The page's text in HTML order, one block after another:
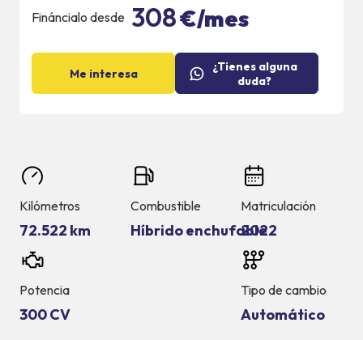
Fináncialo desde 308€/mes
Me interesa
¿Tienes alguna
duda?
Kilómetros
72.522 km
Combustible
Híbrido enchufable
Matriculación
2022
Potencia
300 CV
Tipo de cambio
Automático